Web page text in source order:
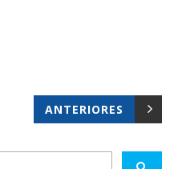
ANTERIORES